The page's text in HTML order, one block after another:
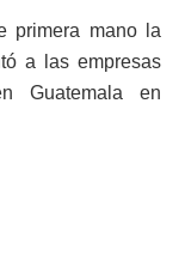
primera mano la
a las empresas
Guatemala en